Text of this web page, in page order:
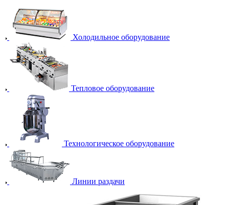
Холодильное оборудование
Тепловое оборудование
Технологическое оборудование
Линии раздачи